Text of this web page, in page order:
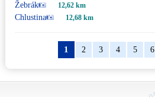
Žebrák 12,62 km
Chlustina 12,68 km
1 2 3 4 5 6